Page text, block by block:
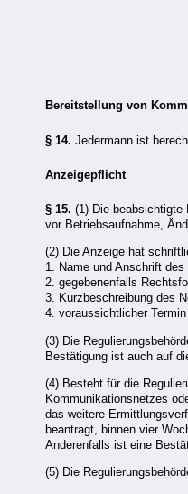
Bereitstellung von
§ 14. Jedermann ist
Anzeigepflicht
§ 15. (1) Die beabsichtigte
vor Betriebsaufnahme,
(2) Die Anzeige hat
1. Name und Anschrift
2. gegebenenfalls
3. Kurzbeschreibung des
4. voraussichtlicher
(3) Die
Bestätigung ist auch auf
(4) Besteht für die
Kommunikationsnetzes
das weitere
beantragt, binnen vier
Anderenfalls ist eine
(5) Die